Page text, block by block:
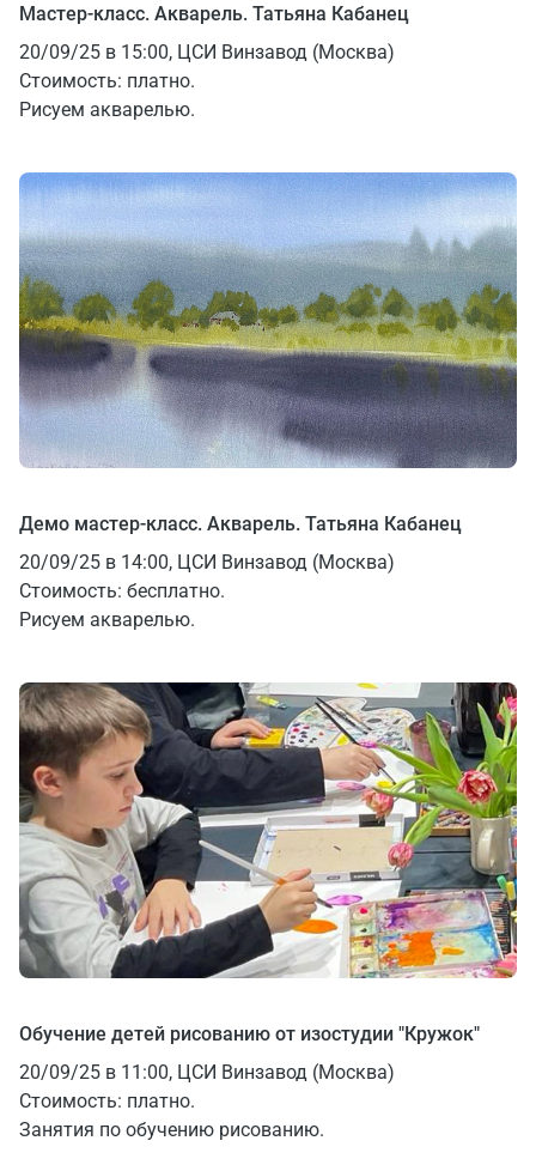
Мастер-класс. Акварель. Татьяна Кабанец
20/09/25 в 15:00, ЦСИ Винзавод (Москва)
Стоимость: платно.
Рисуем акварелью.
Демо мастер-класс. Акварель. Татьяна Кабанец
20/09/25 в 14:00, ЦСИ Винзавод (Москва)
Стоимость: бесплатно.
Рисуем акварелью.
Обучение детей рисованию от изостудии "Кружок"
20/09/25 в 11:00, ЦСИ Винзавод (Москва)
Стоимость: платно.
Занятия по обучению рисованию.